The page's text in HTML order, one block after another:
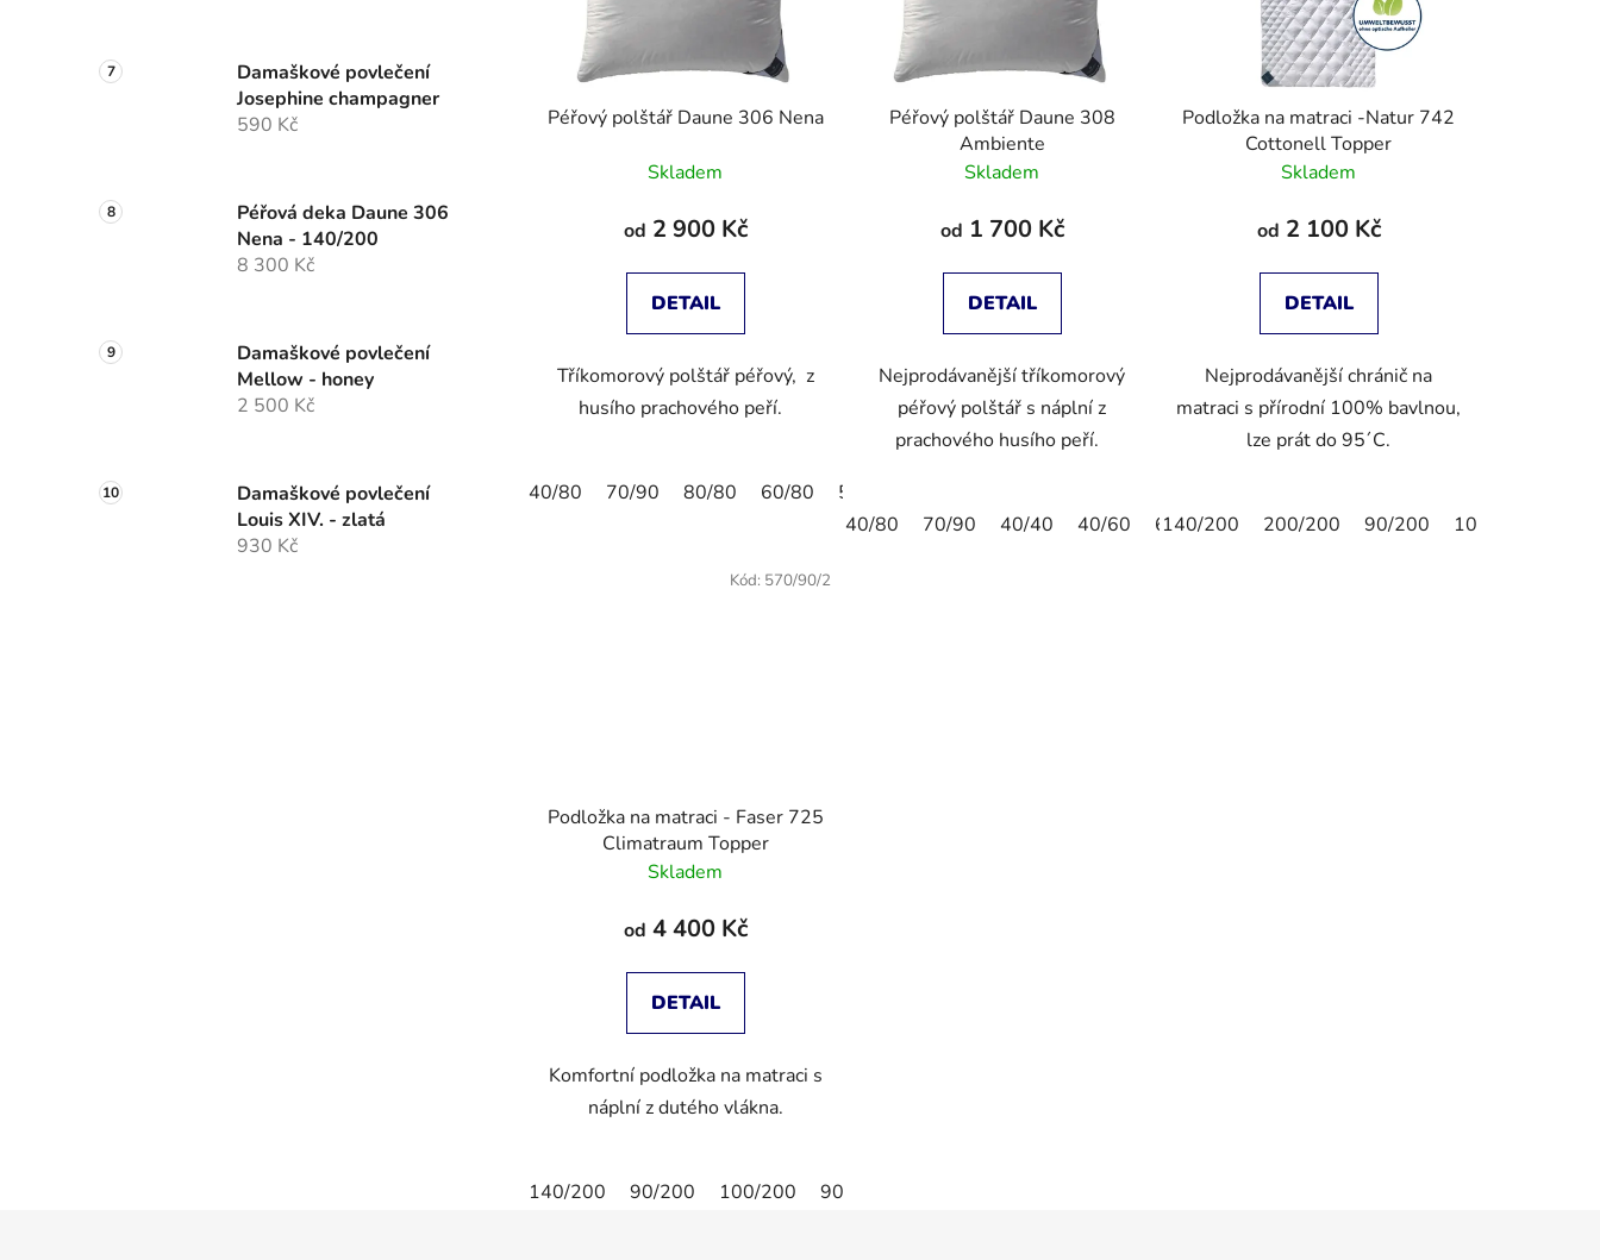
Damaškové povlečení
Josephine champagner
590 Kč
Péřová deka Daune 306
Nena - 140/200
8 300 Kč
Damaškové povlečení
Mellow - honey
2 500 Kč
Damaškové povlečení
Louis XIV. - zlatá
930 Kč
Péřový polštář Daune 306 Nena
Skladem
od 2 900 Kč
DETAIL
Tříkomorový polštář péřový, z
husího prachového peří.
40/80 70/90 80/80 60/80 50/70
Péřový polštář Daune 308
Ambiente
Skladem
od 1 700 Kč
DETAIL
Nejprodávanější tříkomorový
péřový polštář s náplní z
prachového husího peří.
40/80 70/90 40/40 40/60 60/80 50/50
Podložka na matraci -Natur 742
Cottonell Topper
Skladem
od 2 100 Kč
DETAIL
Nejprodávanější chránič na
matraci s přírodní 100% bavlnou,
lze prát do 95´C.
140/200 200/200 90/200 100/200
Podložka na matraci - Faser 725
Climatraum Topper
Skladem
od 4 400 Kč
DETAIL
Komfortní podložka na matraci s
náplní z dutého vlákna.
140/200 90/200 100/200 90/190
Kód: 570/90/2